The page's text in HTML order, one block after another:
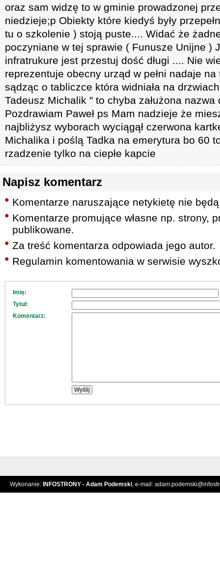
oraz sam widzę to w gminie prowadzonej
niedzieje;p Obiekty które kiedyś były
tu o szkolenie ) stoją puste.... Widać że
poczyniane w tej sprawie ( Funusze Unijne )
infratrukure jest przestuj dość długi .... Nie
reprezentuje obecny urząd w pełni nadaje
sądząc o tabliczce która widniała na
Tadeusz Michalik " to chyba załużona nazwa
Pozdrawiam Paweł ps Mam nadzieje że
najbliżysz wyborach wyciągął czerwona
Michalika i poślą Tadka na emerytura bo 60
rzadzenie tylko na ciepłe kapcie
Napisz komentarz
Komentarze naruszające netykietę nie
Komentarze promujące własne np. strony,
publikowane.
Za treść komentarza odpowiada jego autor.
Regulamin komentowania w serwisie
Imię:
Tytuł:
Komentarz:
Wykonanie: INFOSTRONY - Adam Podemski, e-mail: